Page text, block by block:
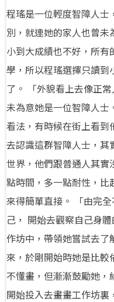
程瑤是一位輕度智障人
別，就連她的家人也曾
小到大成績也不好，所
學，所以程瑤選擇只讀
了。 「外貌看上去像正
未為意她是一位智障人士
看法，有時候在街上看
去認識這群智障人士，其
世界，他們跟普通人其
點時間，多一點耐性，
來得簡單直接。 「由完
己， 開始去觀察自己身
作坊中，帶領她嘗試去了
來，於剛開始時她是比較
不懂畫，但漸漸鼓勵她
開始投入去畫畫工作坊